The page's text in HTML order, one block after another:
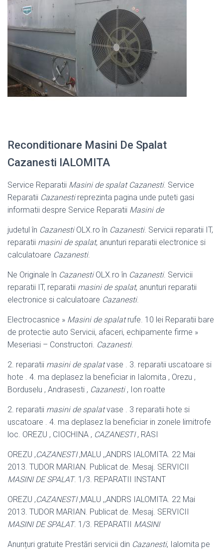
Reconditionare Masini De Spalat
Cazanesti IALOMITA
Service Reparatii Masini de spalat Cazanesti. Service
Reparatii Cazanestireprezinta pagina unde puteti gasi
informatii despre Service Reparatii Masini de
judetul în CazanestiOLX.ro în Cazanesti. Servicii reparatii IT,
reparatii masini de spalat, anunturi reparatii electronice si
calculatoare Cazanesti.
Ne Originale în CazanestiOLX.ro în Cazanesti. Servicii
reparatii IT, reparatii masini de spalat, anunturi reparatii
electronice si calculatoare Cazanesti.
Electrocasnice » Masini de spalatrufe. 10 lei Reparatii bare
de protectie auto Servicii, afaceri, echipamente firme »
Meseriasi – Constructori. Cazanesti.
2. reparatii masini de spalatvase . 3. reparatii uscatoare si
hote . 4. ma deplasez la beneficiar in Ialomita , Orezu ,
Borduselu , Andrasesti , Cazanesti, Ion roatte
2. reparatii masini de spalatvase . 3 reparatii hote si
uscatoare . 4. ma deplasez la beneficiar in zonele limitrofe
loc. OREZU , CIOCHINA , CAZANESTI, RASI
OREZU ,CAZANESTI,MALU ,,ANDRS IALOMITA. 22 Mai
2013. TUDOR MARIAN. Publicat de. Mesaj. SERVICII
MASINI DE SPALAT. 1/3. REPARATII INSTANT
OREZU ,CAZANESTI,MALU ,,ANDRS IALOMITA. 22 Mai
2013. TUDOR MARIAN. Publicat de. Mesaj. SERVICII
MASINI DE SPALAT. 1/3. REPARATII MASINI
Anunțuri gratuite Prestări servicii din Cazanesti, Ialomita pe